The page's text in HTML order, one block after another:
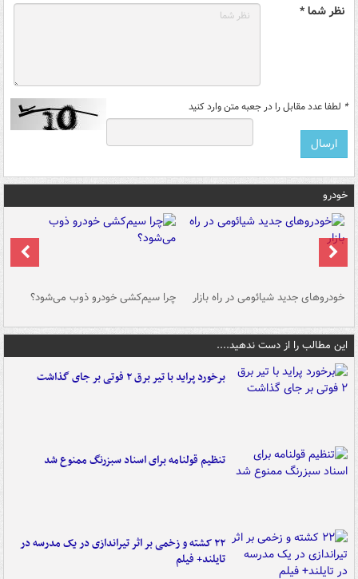
نظر شما *
* لطفا عدد مقابل را در جعبه متن وارد کنید
خودرو
خودروهای جدید شیائومی در راه بازار چرا سیم‌کشی خودرو ذوب می‌شود؟
این مطالب را از دست ندهید....
برخورد پراید با تیر برق ۲ فوتی بر جای گذاشت
تنظیم قولنامه برای اسناد سبزرنگ ممنوع شد
۲۲ کشته و زخمی بر اثر تیراندازی در یک مدرسه در
تایلند+ فیلم